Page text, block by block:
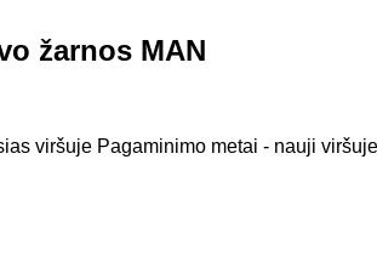
žarnos MAN
viršuje Pagaminimo metai - nauji viršuje